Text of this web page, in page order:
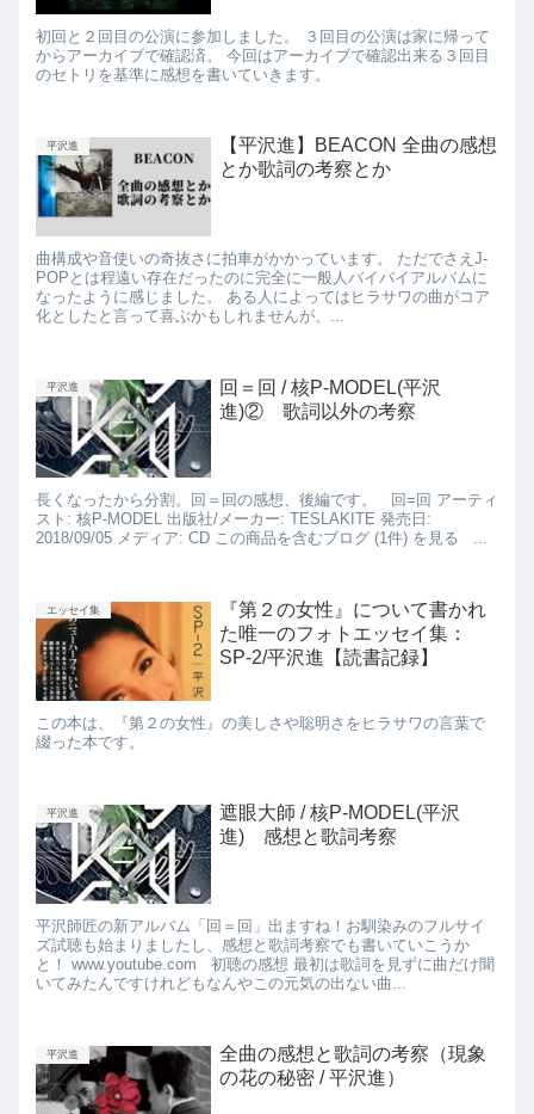
初回と２回目の公演に参加しました。 ３回目の公演は家に帰って
からアーカイブで確認済。 今回はアーカイブで確認出来る３回目
のセトリを基準に感想を書いていきます。
平沢進
【平沢進】BEACON 全曲の感想
とか歌詞の考察とか
曲構成や音使いの奇抜さに拍車がかかっています。 ただでさえJ-
POPとは程遠い存在だったのに完全に一般人バイバイアルバムに
なったように感じました。 ある人によってはヒラサワの曲がコア
化としたと言って喜ぶかもしれませんが、...
平沢進
回＝回 / 核P-MODEL(平沢
進)② 歌詞以外の考察
長くなったから分割。回＝回の感想、後編です。 回=回 アーティ
スト: 核P-MODEL 出版社/メーカー: TESLAKITE 発売日:
2018/09/05 メディア: CD この商品を含むブログ (1件) を見る ...
エッセイ集
『第２の女性』について書かれ
た唯一のフォトエッセイ集：
SP-2/平沢進【読書記録】
この本は、『第２の女性』の美しさや聡明さをヒラサワの言葉で
綴った本です。
平沢進
遮眼大師 / 核P-MODEL(平沢
進) 感想と歌詞考察
平沢師匠の新アルバム「回＝回」出ますね！お馴染みのフルサイ
ズ試聴も始まりましたし、感想と歌詞考察でも書いていこうか
と！ www.youtube.com 初聴の感想 最初は歌詞を見ずに曲だけ聞
いてみたんですけれどもなんやこの元気の出ない曲...
平沢進
全曲の感想と歌詞の考察（現象
の花の秘密 / 平沢進）